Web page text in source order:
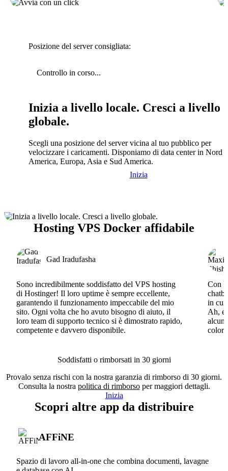
Posizione del server consigliata:
Controllo in corso...
Inizia a livello locale. Cresci a livello
globale.
Scegli una posizione del server vicina al tuo pubblico per
velocizzare i caricamenti. Disponiamo di data center in Nord
America, Europa, Asia e Sud America.
Inizia
Hosting VPS Docker affidabile
Gad Iradufasha
Sono incredibilmente soddisfatto del VPS hosting
di Hostinger! Il loro uptime è sempre eccellente,
garantendo il funzionamento impeccabile del mio
sito. Ogni volta che ho avuto bisogno di aiuto, il
loro team di supporto tecnico si è dimostrato rapido,
competente e davvero disponibile.
Con
in cui
Ah, e
alcun
Soddisfatti o rimborsati in 30 giorni
Provalo senza rischi con la nostra garanzia di rimborso di 30 giorni.
Consulta la nostra politica di rimborsoper maggiori dettagli.
Inizia
Scopri altre app da distribuire
AFFiNE
Spazio di lavoro all-in-one che combina documenti, lavagne